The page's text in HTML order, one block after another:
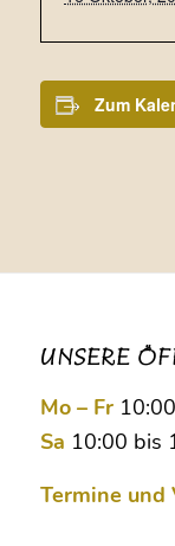
Zum
UNSERE
Mo – Fr
Sa 10:00 bis
Termine und